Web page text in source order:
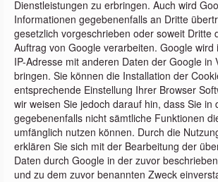
Dienstleistungen zu erbringen. Auch wird
Informationen gegebenenfalls an Dritte
gesetzlich vorgeschrieben oder soweit Dritte
Auftrag von Google verarbeiten. Google
IP-Adresse mit anderen Daten der Google in
bringen. Sie können die Installation der
entsprechende Einstellung Ihrer Browser
wir weisen Sie jedoch darauf hin, dass Sie in
gegebenenfalls nicht sämtliche Funktionen
umfänglich nutzen können. Durch die
erklären Sie sich mit der Bearbeitung der
Daten durch Google in der zuvor
und zu dem zuvor benannten Zweck